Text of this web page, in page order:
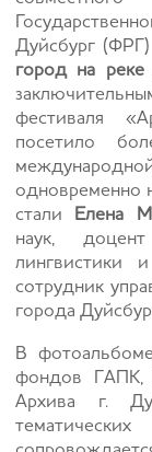
Дуйсбург
город на
фестиваля
посетило
одновременно
стали
Елена
наук,
сотрудник
города
В
фондов ГАПК,
Архива г.